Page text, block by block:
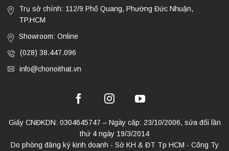
Trụ sở chính: 112/9 Phổ Quang, Phường Đức Nhuận,
TP.HCM
Showroom: Online
(028) 38.447.096
info@chonoithat.vn
Giấy CNĐKDN: 0304645747 – Ngày cấp: 23/10/2006, sửa đổi lần
thứ 4 ngày 19/3/2014
Do phòng đăng ký kinh doanh - Sở KH & ĐT Tp HCM - Công Ty